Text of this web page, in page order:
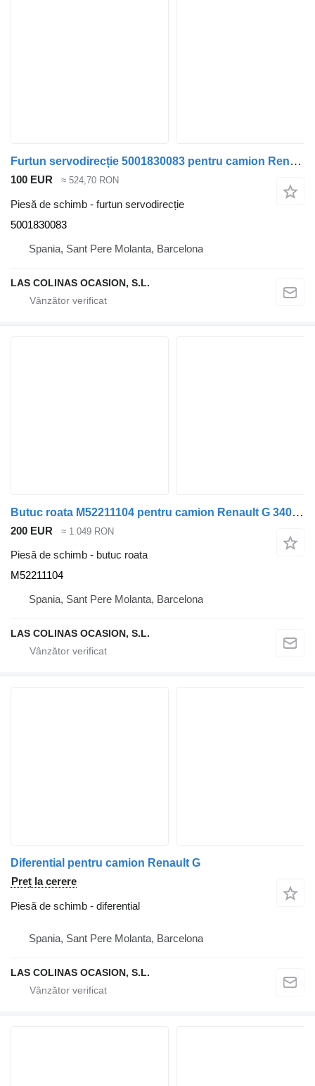
Furtun servodirecție 5001830083 pentru camion Renault G 260 (192/202 KW)
100 EUR ≈ 524,70 RON
Piesă de schimb - furtun servodirecție
5001830083
Spania, Sant Pere Molanta, Barcelona
LAS COLINAS OCASION, S.L.
Butuc roata M52211104 pentru camion Renault G 340 TI Manager /Maxter E1/E2
200 EUR ≈ 1.049 RON
Piesă de schimb - butuc roata
M52211104
Spania, Sant Pere Molanta, Barcelona
LAS COLINAS OCASION, S.L.
Diferential pentru camion Renault G
Preț la cerere
Piesă de schimb - diferential
Spania, Sant Pere Molanta, Barcelona
LAS COLINAS OCASION, S.L.